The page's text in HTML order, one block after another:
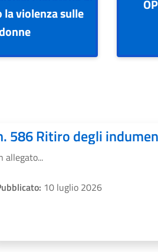
violenza sulle
allegato...
10 luglio 2026